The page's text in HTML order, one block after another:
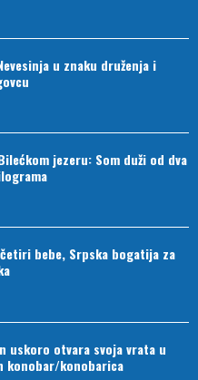
u znaku druženja i
jezeru: Som duži od dva
bebe, Srpska bogatija za
uskoro otvara svoja vrata u
konobar/konobarica